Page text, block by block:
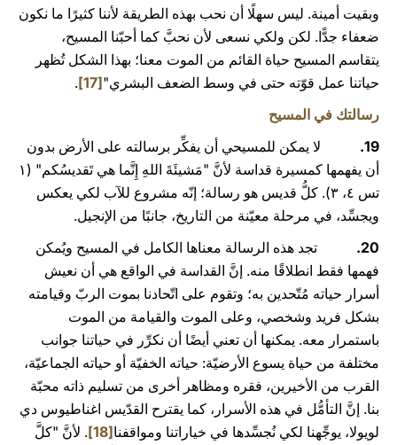
وبقيت أمينة. ليس سهلًا أن نحب بهذه الطريقة لأننا كثيرًا ما نكون
ضعفاء جدًّا. لكن ولكي نسعى لأن نحبَّ كما أحبّنا المسيح،
يتقاسم المسيح حياة القائم من الموت معنا؛ بهذا الشكل تُظهر
حياتنا عمل قوّته حتى في وسط الضعف البشري"[17]
.
رسالتك في المسيح
19.
لا يمكن للمسيحي أن يفكِّر برسالته على الأرض بدون
أن يفهمها كمسيرة قداسة لأنَّ "مَشيئَةَ اللهِ إِنَّما هي تَقديسُكم" (١
تس ٤، ۳). كلُّ قديس هو رسالة؛ إنّه مشروع للآب لكي يعكس
ويجسِّد، في مرحلة معيّنة من التاريخ، جانبًا من الإنجيل.
20.
تجد هذه الرسالة معناها الكامل في المسيح ويُمكن
فهمها فقط انطلاقًا منه. إنَّ القداسة في الواقع هي أن نعيش
أسرار حياته مُتّحدين به؛ وتقوم على اتّحادنا بموت الربّ وقيامته
بشكل فريد وشخصي، وعلى الموت والقيامة من الموت
باستمرار معه. يمكنها أن تعني أيضًا أن نكرِّر في حياتنا جوانب
مختلفة من حياة يسوع الأرضيّة: حياته الخفيّة أو حياته الجماعيّة،
القرب من الأخيرين، فقره ومظاهر أخرى من تسليم ذاته محبّة
بنا. إنَّ التأمُّل في هذه الأسرار، كما يقترح القدّيس اغناطيوس دي
لويولا، يوجِّهنا لكي نُجسِّدها في خياراتنا ومواقفنا[18]
. لأنَّ "كلَّ